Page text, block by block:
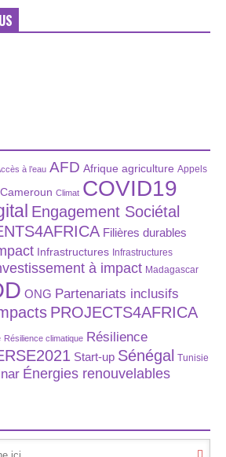
à l’eau AFD Afrique agriculture Appels
Cameroun Climat COVID19
Engagement Sociétal
Filières durables
Infrastructures Infrastructures
à impact Madagascar
ONG Partenariats inclusifs
PROJECTS4AFRICA
Résilience climatique Résilience
Start-up Sénégal Tunisie
Énergies renouvelables